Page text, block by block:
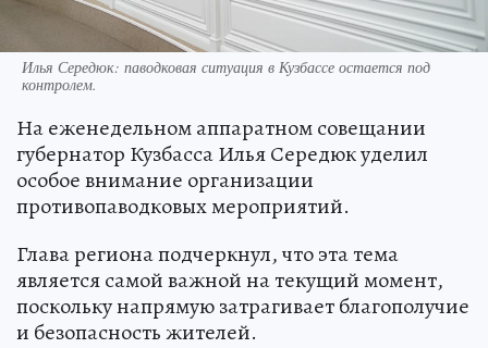
Илья Середюк: паводковая ситуация в Кузбассе остается под
контролем.
На еженедельном аппаратном совещании
губернатор Кузбасса Илья Середюк уделил
особое внимание организации
противопаводковых мероприятий.
Глава региона подчеркнул, что эта тема
является самой важной на текущий момент,
поскольку напрямую затрагивает благополучие
и безопасность жителей.